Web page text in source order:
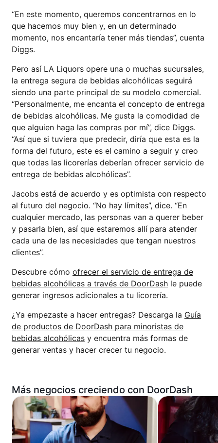
“En este momento, queremos concentrarnos en lo
que hacemos muy bien y, en un determinado
momento, nos encantaría tener más tiendas”, cuenta
Diggs.
Pero así LA Liquors opere una o muchas sucursales,
la entrega segura de bebidas alcohólicas seguirá
siendo una parte principal de su modelo comercial.
“Personalmente, me encanta el concepto de entrega
de bebidas alcohólicas. Me gusta la comodidad de
que alguien haga las compras por mí”, dice Diggs.
“Así que si tuviera que predecir, diría que esta es la
forma del futuro, este es el camino a seguir y creo
que todas las licorerías deberían ofrecer servicio de
entrega de bebidas alcohólicas”.
Jacobs está de acuerdo y es optimista con respecto
al futuro del negocio. “No hay límites”, dice. “En
cualquier mercado, las personas van a querer beber
y pasarla bien, así que estaremos allí para atender
cada una de las necesidades que tengan nuestros
clientes”.
Descubre cómo ofrecer el servicio de entrega de
bebidas alcohólicas a través de DoorDash le puede
generar ingresos adicionales a tu licorería.
¿Ya empezaste a hacer entregas? Descarga la Guía
de productos de DoorDash para minoristas de
bebidas alcohólicas y encuentra más formas de
generar ventas y hacer crecer tu negocio.
Más negocios creciendo con DoorDash